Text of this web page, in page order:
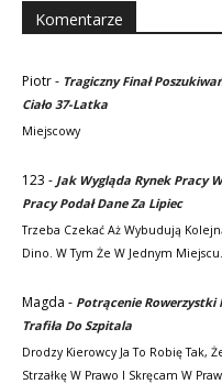
Komentarze
Piotr- Tragiczny Finał
Ciało 37-Latka
Miejscowy
123 - Jak Wygląda Rynek Pracy
Pracy Podał Dane Za Lipiec
Trzeba Czekać Aż Wybudują
Dino. W Tym Że W Jednym
Magda - Potrącenie Rowerzystki
Trafiła Do Szpitala
Drodzy Kierowcy Ja To Robię Tak,
Strzałkę W Prawo I Skręcam W